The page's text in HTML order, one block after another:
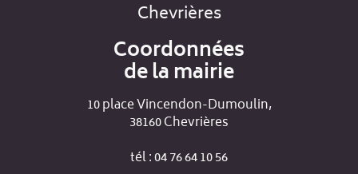
Chevrières
Coordonnées
de la mairie
10 place Vincendon-Dumoulin,
38160 Chevrières
tél : 04 76 64 10 56